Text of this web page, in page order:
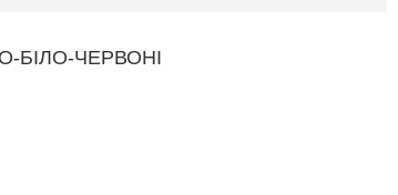
БІЛО-ЧЕРВОНІ